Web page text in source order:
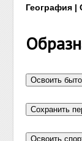
География |